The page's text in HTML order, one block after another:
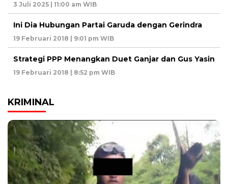
3 Juli 2025 | 11:00 am WIB
Ini Dia Hubungan Partai Garuda dengan Gerindra
19 Februari 2018 | 9:01 pm WIB
Strategi PPP Menangkan Duet Ganjar dan Gus Yasin
19 Februari 2018 | 8:52 pm WIB
KRIMINAL